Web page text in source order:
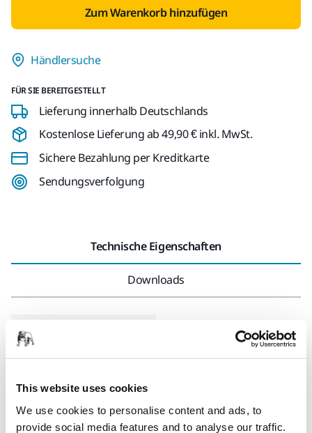
This website uses cookies
We use cookies to personalise content and ads, to
provide social media features and to analyse our traffic.
Zum Warenkorb hinzufügen
Händlersuche
FÜR SIE BEREITGESTELLT
Lieferung innerhalb Deutschlands
Kostenlose Lieferung ab 49,90 € inkl. MwSt.
Sichere Bezahlung per Kreditkarte
Sendungsverfolgung
Technische Eigenschaften
Downloads
Länge